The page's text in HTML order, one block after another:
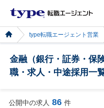
type転職エージェント営業
金融（銀行・証券・保
職・求人・中途採用一
公開中の求人 86 件